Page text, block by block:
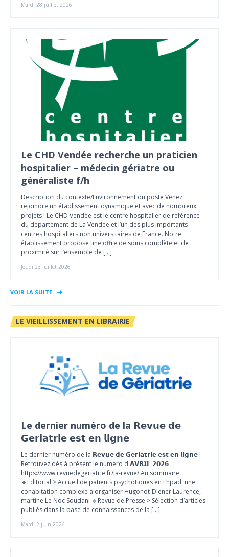
Mardi 28 juillet 2026
Le CHD Vendée recherche un praticien
hospitalier – médecin gériatre ou
généraliste f/h
Description du contexte/Environnement du poste Venez
rejoindre un établissement dynamique et avec de nombreux
projets ! Le CHD Vendée est le centre hospitalier de référence
du département de La Vendée et l’un des plus importants
centres hospitaliers non universitaires de France. Notre
établissement propose une offre de soins complète et de
proximité sur l’ensemble de […]
Jeudi 23 juillet 2026
VOIR LA SUITE
LE VIEILLISSEMENT EN LIBRAIRIE
Le dernier numéro de la 𝗥𝗲𝘃𝘂𝗲 𝗱𝗲
𝗚𝗲𝗿𝗶𝗮𝘁𝗿𝗶𝗲 𝗲𝘀𝘁 𝗲𝗻 𝗹𝗶𝗴𝗻𝗲
Le dernier numéro de la 𝗥𝗲𝘃𝘂𝗲 𝗱𝗲 𝗚𝗲𝗿𝗶𝗮𝘁𝗿𝗶𝗲 𝗲𝘀𝘁 𝗲𝗻 𝗹𝗶𝗴𝗻𝗲 !
Retrouvez dès à présent le numéro d'𝗔𝗩𝗥𝗜𝗟 𝟮𝟬𝟮𝟲
https://www.revuedegeriatrie.fr/la-revue/ Au sommaire
🔹Editorial > Accueil de patients psychotiques en Ehpad, une
cohabitation complexe à organiser Hugonot-Diener Laurence,
martine Le Noc Soudani 🔹Revue de Presse > Sélection d’articles
publiés dans la base de connaissances de la […]
Mardi 2 juin 2026